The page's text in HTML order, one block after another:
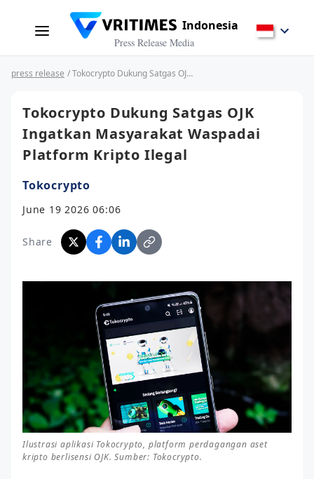
Indonesia
Press Release Media
press release / Tokocrypto Dukung Satgas OJK Ingatkan Masyarakat Waspadai Platform Kripto Ilegal
Tokocrypto Dukung Satgas OJK
Ingatkan Masyarakat Waspadai
Platform Kripto Ilegal
Tokocrypto
June 19 2026 06:06
Share
Ilustrasi aplikasi Tokocrypto, platform perdagangan aset
kripto berlisensi OJK. Sumber: Tokocrypto.